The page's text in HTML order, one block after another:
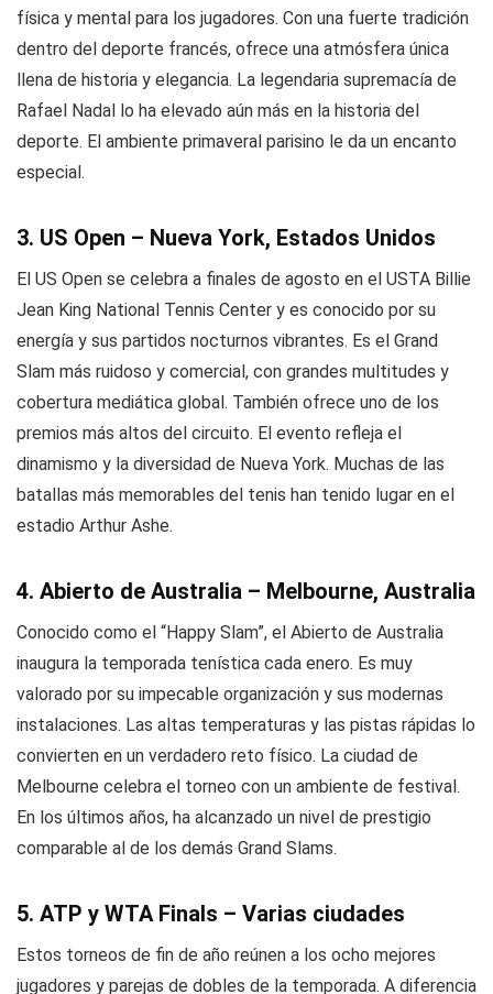
física y mental para los jugadores. Con una fuerte tradición
dentro del deporte francés, ofrece una atmósfera única
llena de historia y elegancia. La legendaria supremacía de
Rafael Nadal lo ha elevado aún más en la historia del
deporte. El ambiente primaveral parisino le da un encanto
especial.
3. US Open – Nueva York, Estados Unidos
El US Open se celebra a finales de agosto en el USTA Billie
Jean King National Tennis Center y es conocido por su
energía y sus partidos nocturnos vibrantes. Es el Grand
Slam más ruidoso y comercial, con grandes multitudes y
cobertura mediática global. También ofrece uno de los
premios más altos del circuito. El evento refleja el
dinamismo y la diversidad de Nueva York. Muchas de las
batallas más memorables del tenis han tenido lugar en el
estadio Arthur Ashe.
4. Abierto de Australia – Melbourne, Australia
Conocido como el “Happy Slam”, el Abierto de Australia
inaugura la temporada tenística cada enero. Es muy
valorado por su impecable organización y sus modernas
instalaciones. Las altas temperaturas y las pistas rápidas lo
convierten en un verdadero reto físico. La ciudad de
Melbourne celebra el torneo con un ambiente de festival.
En los últimos años, ha alcanzado un nivel de prestigio
comparable al de los demás Grand Slams.
5. ATP y WTA Finals – Varias ciudades
Estos torneos de fin de año reúnen a los ocho mejores
jugadores y parejas de dobles de la temporada. A diferencia